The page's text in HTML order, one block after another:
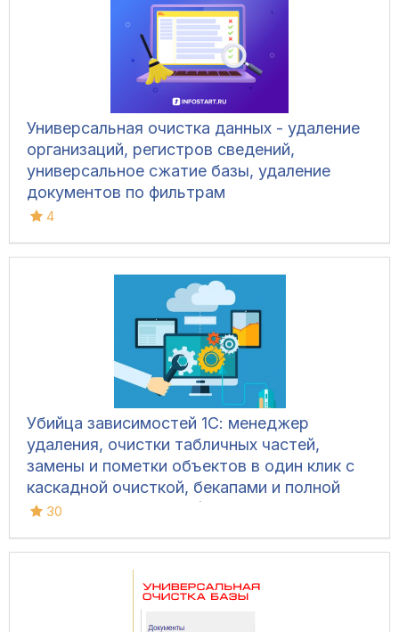
Универсальная очистка данных - удаление
организаций, регистров сведений,
универсальное сжатие базы, удаление
документов по фильтрам
4
Убийца зависимостей 1С: менеджер
удаления, очистки табличных частей,
замены и пометки объектов в один клик с
каскадной очисткой, бекапами и полной
безопасностью базы (Управляемые формы,
30